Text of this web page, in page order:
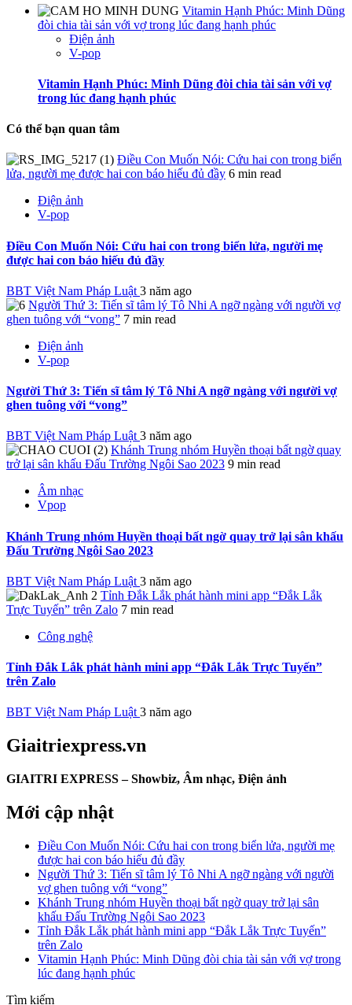
Vitamin Hạnh Phúc: Minh Dũng
đòi chia tài sản với vợ trong lúc đang hạnh phúc
Điện ảnh
V-pop
Vitamin Hạnh Phúc: Minh Dũng đòi chia tài sản với vợ
trong lúc đang hạnh phúc
Có thể bạn quan tâm
Điều Con Muốn Nói: Cứu hai con trong biển
lửa, người mẹ được hai con báo hiếu đủ đầy 6 min read
Điện ảnh
V-pop
Điều Con Muốn Nói: Cứu hai con trong biển lửa, người mẹ
được hai con báo hiếu đủ đầy
BBT Việt Nam Pháp Luật 3 năm ago
Người Thứ 3: Tiến sĩ tâm lý Tô Nhi A ngỡ ngàng với người vợ
ghen tuông với “vong” 7 min read
Điện ảnh
V-pop
Người Thứ 3: Tiến sĩ tâm lý Tô Nhi A ngỡ ngàng với người vợ
ghen tuông với “vong”
BBT Việt Nam Pháp Luật3 năm ago
Khánh Trung nhóm Huyền thoại bất ngờ quay
trở lại sân khấu Đấu Trường Ngôi Sao 2023 9 min read
Âm nhạc
Vpop
Khánh Trung nhóm Huyền thoại bất ngờ quay trở lại sân khấu
Đấu Trường Ngôi Sao 2023
BBT Việt Nam Pháp Luật 3 năm ago
Tỉnh Đắk Lắk phát hành mini app “Đắk Lắk
Trực Tuyến” trên Zalo 7 min read
Công nghệ
Tỉnh Đắk Lắk phát hành mini app “Đắk Lắk Trực Tuyến”
trên Zalo
BBT Việt Nam Pháp Luật3 năm ago
Giaitriexpress.vn
GIAITRI EXPRESS – Showbiz, Âm nhạc, Điện ảnh
Mới cập nhật
Điều Con Muốn Nói: Cứu hai con trong biển lửa, người mẹ
được hai con báo hiếu đủ đầy
Người Thứ 3: Tiến sĩ tâm lý Tô Nhi A ngỡ ngàng với người
vợ ghen tuông với “vong”
Khánh Trung nhóm Huyền thoại bất ngờ quay trở lại sân
khấu Đấu Trường Ngôi Sao 2023
Tỉnh Đắk Lắk phát hành mini app “Đắk Lắk Trực Tuyến”
trên Zalo
Vitamin Hạnh Phúc: Minh Dũng đòi chia tài sản với vợ trong
lúc đang hạnh phúc
Tìm kiếm